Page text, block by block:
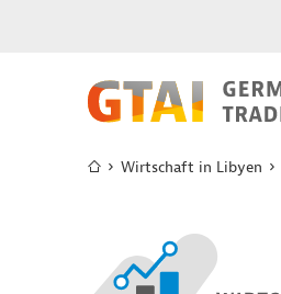
Wirtschaft in Libyen